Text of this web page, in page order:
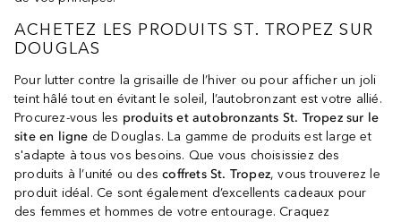
ACHETEZ LES PRODUITS ST. TROPEZ SUR
DOUGLAS
Pour lutter contre la grisaille de l’hiver ou pour afficher un joli
teint hâlé tout en évitant le soleil, l’autobronzant est votre allié.
Procurez-vous les produits et autobronzants St. Tropez sur le
site en ligne de Douglas. La gamme de produits est large et
s'adapte à tous vos besoins. Que vous choisissiez des
produits à l’unité ou descoffrets St. Tropez, vous trouverez le
produit idéal. Ce sont également d’excellents cadeaux pour
des femmes et hommes de votre entourage. Craquez